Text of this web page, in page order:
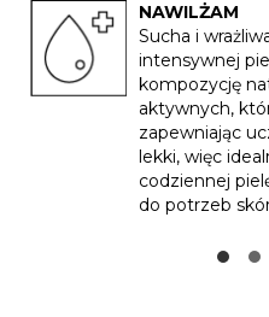
NAWILŻAM
Sucha i
intensywnej
kompozycję
aktywnych,
zapewniając
lekki, więc
codziennej
do potrzeb